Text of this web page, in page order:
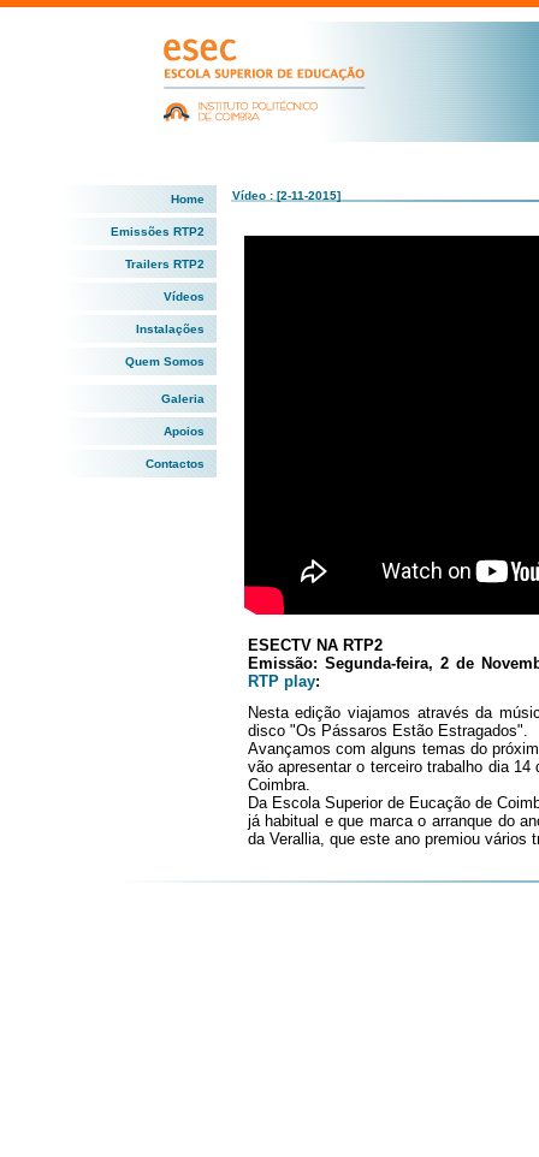
Home
Emissões RTP2
Trailers RTP2
Vídeos
Instalações
Quem Somos
Galeria
Apoios
Contactos
Vídeo : [2-11-2015]
ESECTV NA RTP2
Emissão: Segunda-feira, 2 de
RTP play:
Nesta edição viajamos através da
disco "Os Pássaros Estão Estragados".
Avançamos com alguns temas do
vão apresentar o terceiro trabalho dia
Coimbra.
Da Escola Superior de Eucação de
já habitual e que marca o arranque do
da Verallia, que este ano premiou vários